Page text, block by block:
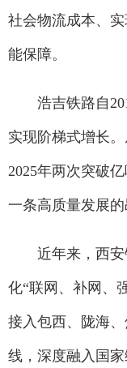
社会物流成本、
能保障。
浩吉铁路自
实现阶梯式增长。
2025年两次突破
一条高质量发展的
近年来，西安
化“联网、补网、
接入包西、陇海
线，深度融入国